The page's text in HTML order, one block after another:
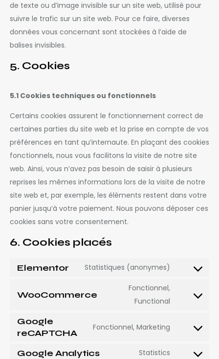
de texte ou d’image invisible sur un site web, utilisé pour
suivre le trafic sur un site web. Pour ce faire, diverses
données vous concernant sont stockées à l’aide de
balises invisibles.
5. Cookies
5.1 Cookies techniques ou fonctionnels
Certains cookies assurent le fonctionnement correct de
certaines parties du site web et la prise en compte de vos
préférences en tant qu’internaute. En plaçant des cookies
fonctionnels, nous vous facilitons la visite de notre site
web. Ainsi, vous n’avez pas besoin de saisir à plusieurs
reprises les mêmes informations lors de la visite de notre
site web et, par exemple, les éléments restent dans votre
panier jusqu’à votre paiement. Nous pouvons déposer ces
cookies sans votre consentement.
6. Cookies placés
Elementor Statistiques (anonymes)
WooCommerce
Fonctionnel,
Functional
Google
reCAPTCHA
Fonctionnel, Marketing
Google Analytics Statistics